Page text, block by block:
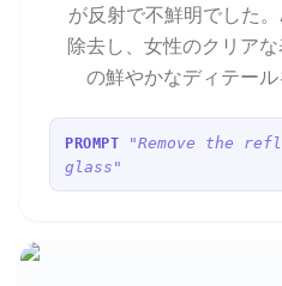
が反射で不鮮明でした
除去し、女性のクリア
の鮮やかなディテール
PROMPT
"Remove the
glass"